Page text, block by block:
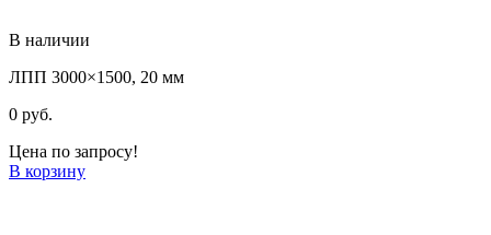
В наличии
ЛПП 3000×1500, 20 мм
0 руб.
Цена по запросу!
В корзину